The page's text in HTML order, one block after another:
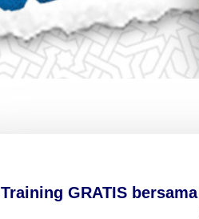
Training GRATIS